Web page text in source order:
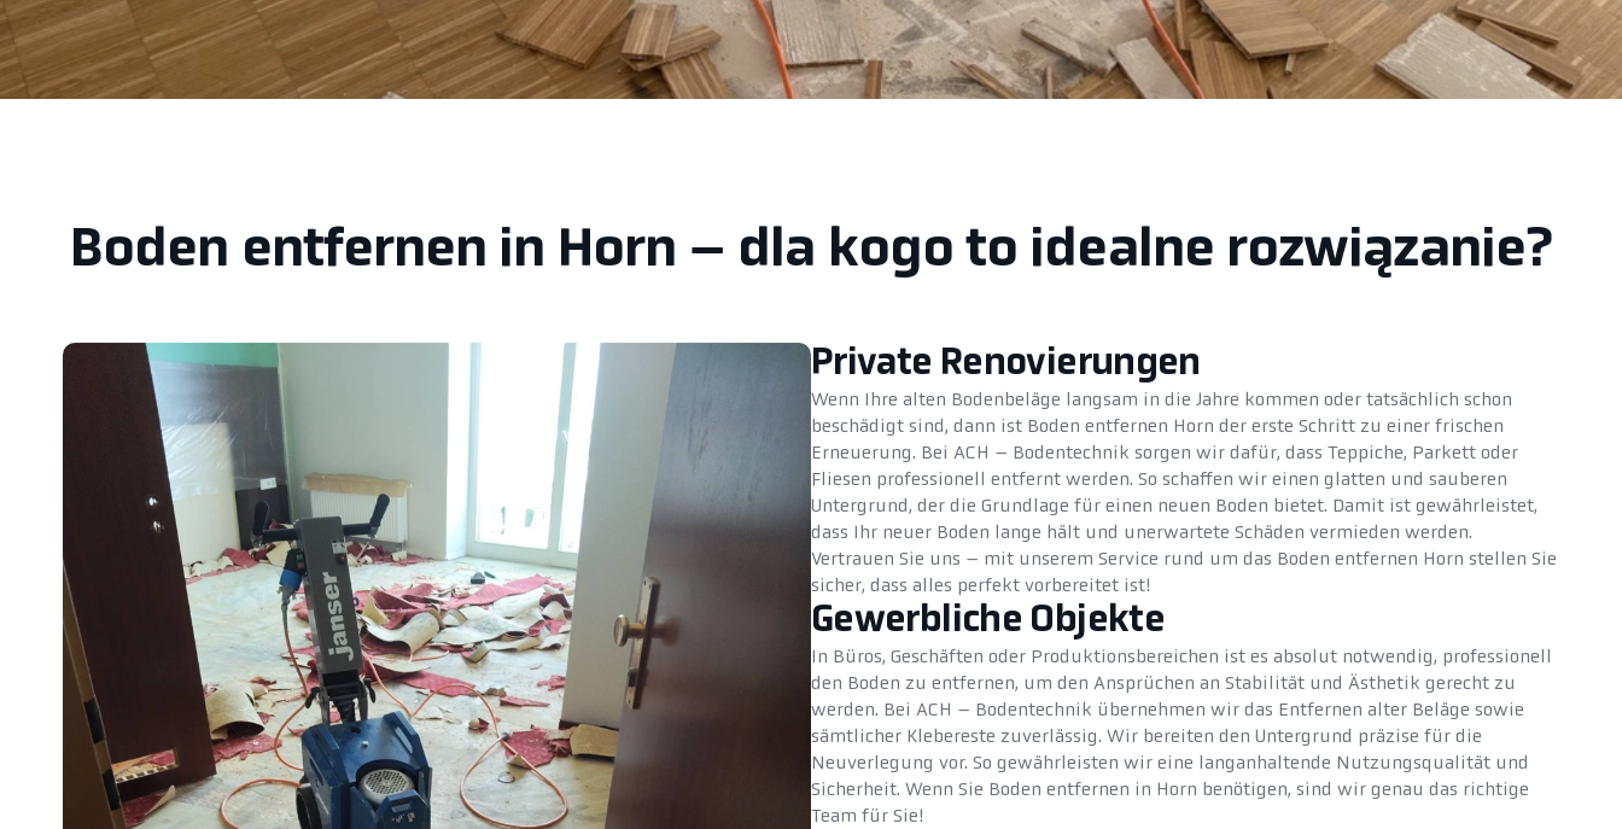
Boden entfernen in Horn – dla kogo to idealne rozwiązanie?
Private Renovierungen
Wenn Ihre alten Bodenbeläge langsam in die Jahre kommen oder tatsächlich schon
beschädigt sind, dann ist Boden entfernen Horn der erste Schritt zu einer frischen
Erneuerung. Bei ACH – Bodentechnik sorgen wir dafür, dass Teppiche, Parkett oder
Fliesen professionell entfernt werden. So schaffen wir einen glatten und sauberen
Untergrund, der die Grundlage für einen neuen Boden bietet. Damit ist gewährleistet,
dass Ihr neuer Boden lange hält und unerwartete Schäden vermieden werden.
Vertrauen Sie uns – mit unserem Service rund um das Boden entfernen Horn stellen Sie
sicher, dass alles perfekt vorbereitet ist!
Gewerbliche Objekte
In Büros, Geschäften oder Produktionsbereichen ist es absolut notwendig, professionell
den Boden zu entfernen, um den Ansprüchen an Stabilität und Ästhetik gerecht zu
werden. Bei ACH – Bodentechnik übernehmen wir das Entfernen alter Beläge sowie
sämtlicher Klebereste zuverlässig. Wir bereiten den Untergrund präzise für die
Neuverlegung vor. So gewährleisten wir eine langanhaltende Nutzungsqualität und
Sicherheit. Wenn Sie Boden entfernen in Horn benötigen, sind wir genau das richtige
Team für Sie!